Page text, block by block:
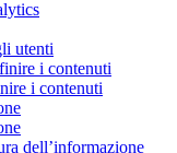
utenti
i contenuti
i contenuti
dell’informazione